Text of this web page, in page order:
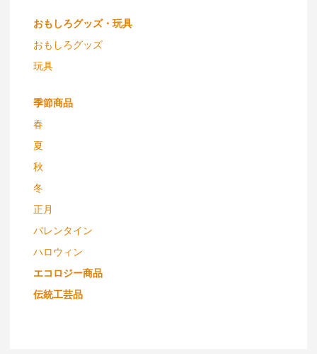
おもしろグッズ・玩具
おもしろグッズ
玩具
季節商品
春
夏
秋
冬
正月
バレンタイン
ハロウィン
エコロジー商品
伝統工芸品